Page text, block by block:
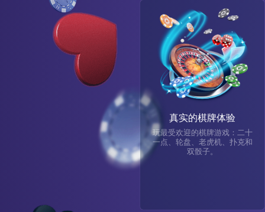
真实的棋牌体验
玩最受欢迎的棋牌游戏：二十
一点、轮盘、老虎机、扑克和
双骰子。